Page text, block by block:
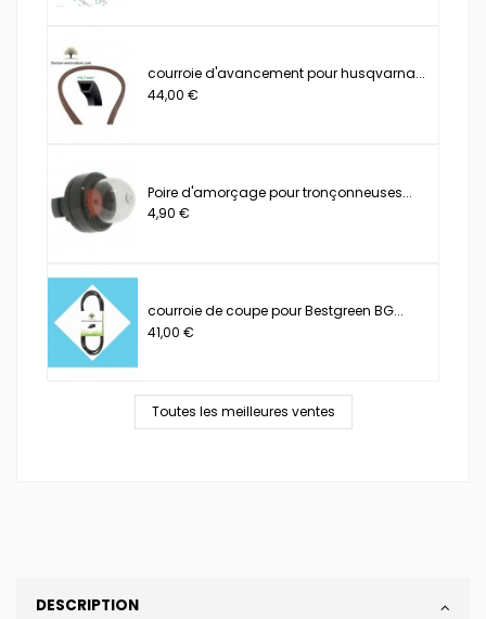
courroie d'avancement pour husqvarna...
44,00 €
Poire d'amorçage pour tronçonneuses...
4,90 €
courroie de coupe pour Bestgreen BG...
41,00 €
Toutes les meilleures ventes
DESCRIPTION